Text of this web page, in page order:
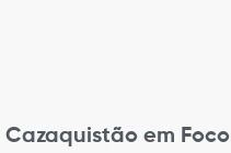
Cazaquistão em Foco